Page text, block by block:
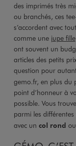
des imprimés très
ou branchés, ces
s’accordent avec
comme une jupe fille
ont souvent un
articles des petits
question pour
gemo.fr, en plus du
point d’honneur à
possible. Vous
parmi les
avec un col rond ou